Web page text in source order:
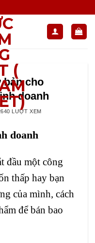
cho
doanh
LƯỢT XEM
doanh
đầu một công
thấp hay bạn
của mình, cách
để bán bao